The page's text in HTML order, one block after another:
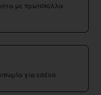
με πρωτόκολλα
για εσένα